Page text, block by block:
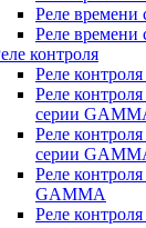
Реле времени
Реле времени
контроля
Реле
Реле
серии
Реле
серии
Реле
GAMMA
Реле